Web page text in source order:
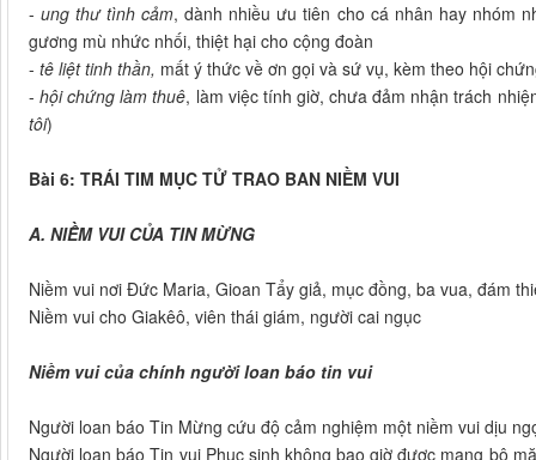
-ung thư tình cảm, dành nhiều ưu tiên cho cá nhân hay nhóm
gương mù nhức nhối, thiệt hại cho cộng đoàn
- tê liệt tinh thần, mất ý thức về ơn gọi và sứ vụ, kèm theo hội
-hội chứng làm thuê, làm việc tính giờ, chưa đảm nhận trách
tôi)
Bài 6: TRÁI TIM MỤC TỬ TRAO BAN NIỀM VUI
A. NIỀM VUI CỦA TIN MỪNG
Niềm vui nơi Đức Maria, Gioan Tẩy giả, mục đồng, ba vua, đám
Niềm vui cho Giakêô, viên thái giám, người cai ngục
Niềm vui của chính người loan báo tin vui
Người loan báo Tin Mừng cứu độ cảm nghiệm một niềm vui dịu
Người loan báo Tin vui Phục sinh không bao giờ được mang bộ